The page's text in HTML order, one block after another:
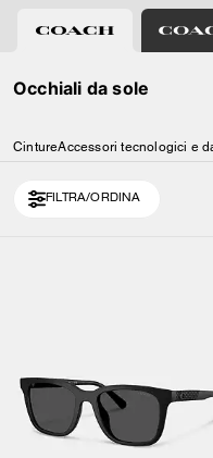
Occhiali da sole
CintureAccessori tecnologici e
FILTRA/ORDINA